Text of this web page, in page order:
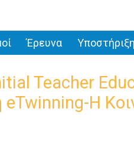
Έρευνα Υποστήριξη
Teacher
Η